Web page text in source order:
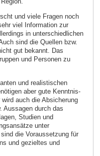
und viele Fragen noch
viel Information zur
in unterschiedlichen
sind die Quellen bzw.
gut bekannt. Das
und Personen zu
und realistischen
aber gute Kenntnis-
auch die Absicherung
Aussagen durch das
Studien und
unter
die Voraussetzung für
und gezieltes und